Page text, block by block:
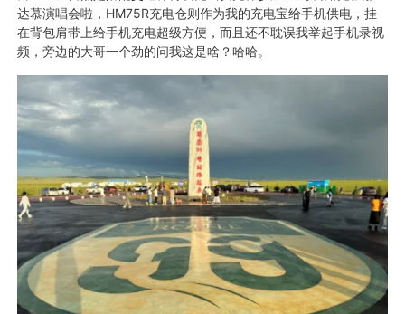
达慕演唱会啦，HM75R充电仓则作为我的充电宝给手机供电，挂
在背包肩带上给手机充电超级方便，而且还不耽误我举起手机录视
频，旁边的大哥一个劲的问我这是啥？哈哈。